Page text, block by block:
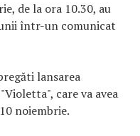
de la ora 10.30, au
într-un comunicat
lansarea
care va avea
noiembrie.